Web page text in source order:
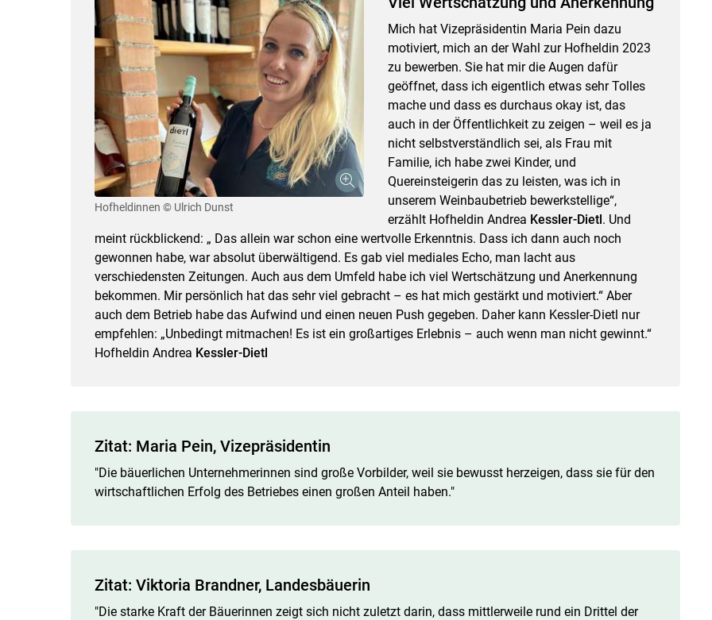
Hofheldinnen © Ulrich Dunst
Mich hat Vizepräsidentin Maria Pein dazu
motiviert, mich an der Wahl zur Hofheldin 2023
zu bewerben. Sie hat mir die Augen dafür
geöffnet, dass ich eigentlich etwas sehr Tolles
mache und dass es durchaus okay ist, das
auch in der Öffentlichkeit zu zeigen – weil es ja
nicht selbstverständlich sei, als Frau mit
Familie, ich habe zwei Kinder, und
Quereinsteigerin das zu leisten, was ich in
unserem Weinbaubetrieb bewerkstellige“,
erzählt Hofheldin Andrea Kessler-Dietl. Und
meint rückblickend: „ Das allein war schon eine wertvolle Erkenntnis. Dass ich dann auch noch
gewonnen habe, war absolut überwältigend. Es gab viel mediales Echo, man lacht aus
verschiedensten Zeitungen. Auch aus dem Umfeld habe ich viel Wertschätzung und Anerkennung
bekommen. Mir persönlich hat das sehr viel gebracht – es hat mich gestärkt und motiviert.“ Aber
auch dem Betrieb habe das Aufwind und einen neuen Push gegeben. Daher kann Kessler-Dietl nur
empfehlen: „Unbedingt mitmachen! Es ist ein großartiges Erlebnis – auch wenn man nicht gewinnt.“
Hofheldin Andrea Kessler-Dietl
Zitat: Maria Pein, Vizepräsidentin
"Die bäuerlichen Unternehmerinnen sind große Vorbilder, weil sie bewusst herzeigen, dass sie für den
wirtschaftlichen Erfolg des Betriebes einen großen Anteil haben."
Zitat: Viktoria Brandner, Landesbäuerin
"Die starke Kraft der Bäuerinnen zeigt sich nicht zuletzt darin, dass mittlerweile rund ein Drittel der